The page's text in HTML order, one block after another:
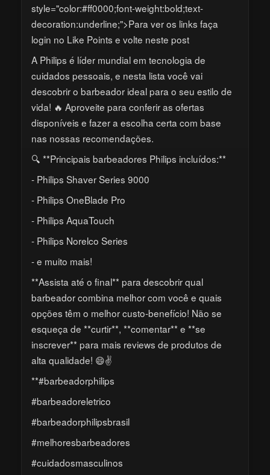
style="color:#ff0000;font-weight:bold;text-
decoration:underline;">Para ver os links faça
login no Like Points e volte neste post
A Philips é líder mundial em tecnologia de
cuidados pessoais, e nesta lista você vai
descobrir o barbeador ideal para o seu estilo de
vida! 🔥 Aproveite para conferir as ofertas
disponíveis e fazer a escolha certa com base
nas nossas recomendações.
🔍 **Principais barbeadores Philips incluídos:**
- Philips Shaver Series 9000
- Philips OneBlade Pro
- Philips AquaTouch
- Philips Norelco Series
- e muito mais!
**Assista até o final** para descobrir qual
barbeador combina melhor com você e quais
opções têm o melhor custo-benefício! Não se
esqueça de **curtir**, **comentar** e **se
inscrever** para mais reviews de produtos de
alta qualidade! 😄✌️
**#barbeadorphilips
#barbeadoreletrico
#barbeadorphilipsbrasil
#melhoresbarbeadores
#cuidadosmasculinos